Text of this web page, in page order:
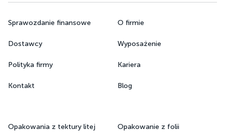
Sprawozdanie finansowe
Dostawcy
Polityka firmy
Kontakt
O firmie
Wyposażenie
Kariera
Blog
Opakowania z tektury litej
Opakowanie z folii